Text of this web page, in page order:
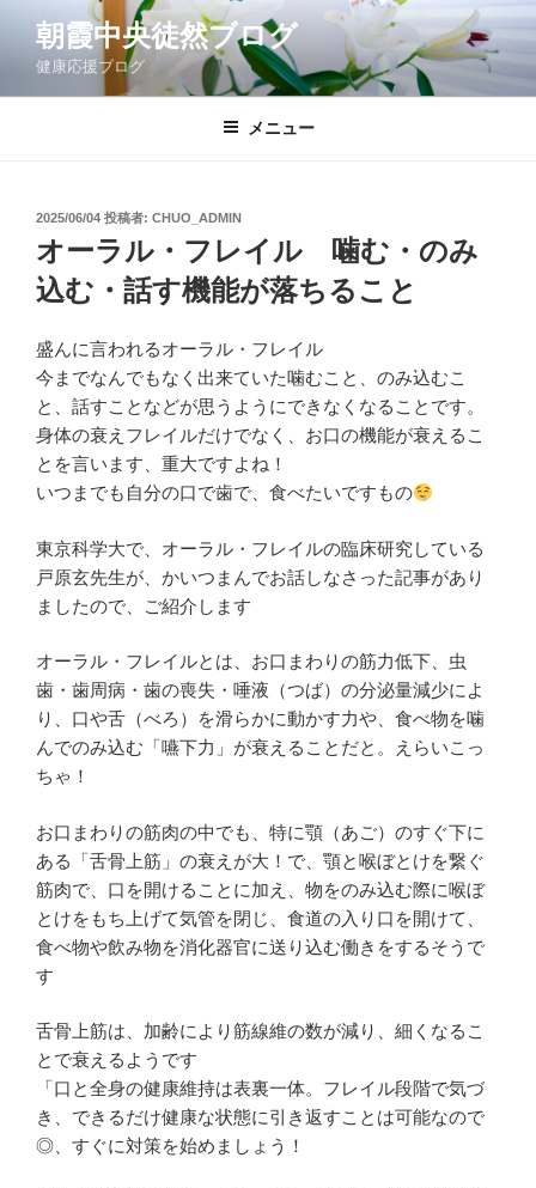
ン
朝霞中央徒然ブログ
健康応援ブログ
メニュー
投
日:
2025/06/04 投稿者: CHUO_ADMIN
オーラル・フレイル 噛む・のみ
込む・話す機能が落ちること
盛んに言われるオーラル・フレイル
今までなんでもなく出来ていた噛むこと、のみ込むこ
と、話すことなどが思うようにできなくなることです。
身体の衰えフレイルだけでなく、お口の機能が衰えるこ
とを言います、重大ですよね！
いつまでも自分の口で歯で、食べたいですもの
東京科学大で、オーラル・フレイルの臨床研究している
戸原玄先生が、かいつまんでお話しなさった記事があり
ましたので、ご紹介します
オーラル・フレイルとは、お口まわりの筋力低下、虫
歯・歯周病・歯の喪失・唾液（つば）の分泌量減少によ
り、口や舌（べろ）を滑らかに動かす力や、食べ物を噛
んでのみ込む「嚥下力」が衰えることだと。えらいこっ
ちゃ！
お口まわりの筋肉の中でも、特に顎（あご）のすぐ下に
ある「舌骨上筋」の衰えが大！で、顎と喉ぼとけを繋ぐ
筋肉で、口を開けることに加え、物をのみ込む際に喉ぼ
とけをもち上げて気管を閉じ、食道の入り口を開けて、
食べ物や飲み物を消化器官に送り込む働きをするそうで
す
舌骨上筋は、加齢により筋線維の数が減り、細くなるこ
とで衰えるようです
「口と全身の健康維持は表裏一体。フレイル段階で気づ
き、できるだけ健康な状態に引き返すことは可能なので
◎、すぐに対策を始めましょう！